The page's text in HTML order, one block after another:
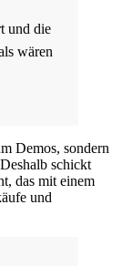
und die
wären
Demos, sondern
schickt
das mit einem
und